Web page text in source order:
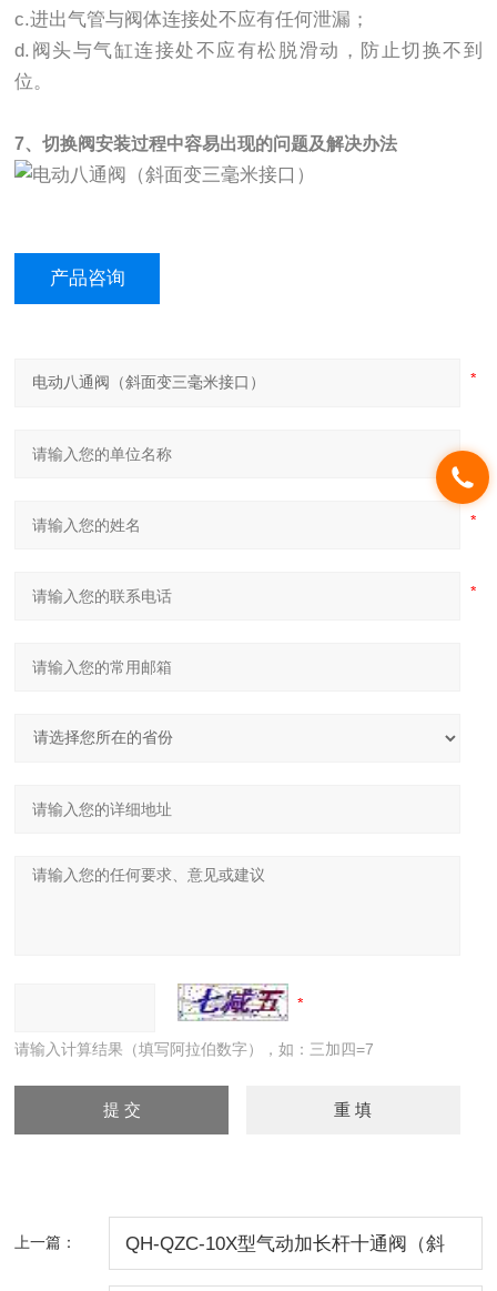
c.进出气管与阀体连接处不应有任何泄漏；
d.阀头与气缸连接处不应有松脱滑动，防止切换不到
位。
7、切换阀安装过程中容易出现的问题及解决办法
产品咨询
请输入计算结果（填写阿拉伯数字），如：三加四=7
上一篇： QH-QZC-10X型气动加长杆十通阀（斜